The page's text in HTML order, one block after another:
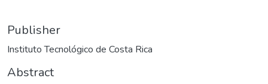
Publisher
Instituto Tecnológico de Costa Rica
Abstract